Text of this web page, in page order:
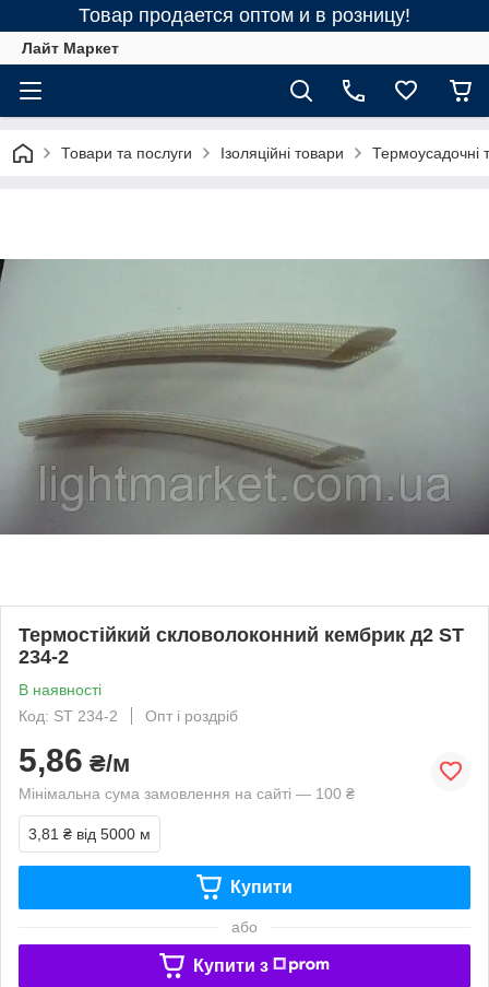
Товар продается оптом и в розницу!
Лайт Маркет
Товари та послуги Ізоляційні товари Термоусадочні
Термостійкий скловолоконний кембрик д2 ST
234-2
В наявності
Код: ST 234-2
Опт і роздріб
5,86 ₴/м
Мінімальна сума замовлення на сайті — 100 ₴
3,81 ₴ від 5000 м
Купити
або
Купити з